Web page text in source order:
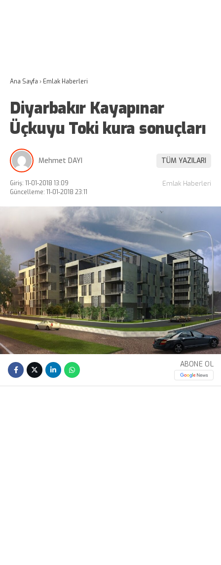
Ana Sayfa › Emlak Haberleri
Diyarbakır Kayapınar
Üçkuyu Toki kura sonuçları
Mehmet DAYI TÜM YAZILARI
Giriş: 11-01-2018 13:09
Güncelleme: 11-01-2018 23:11
Emlak Haberleri
ABONE OL